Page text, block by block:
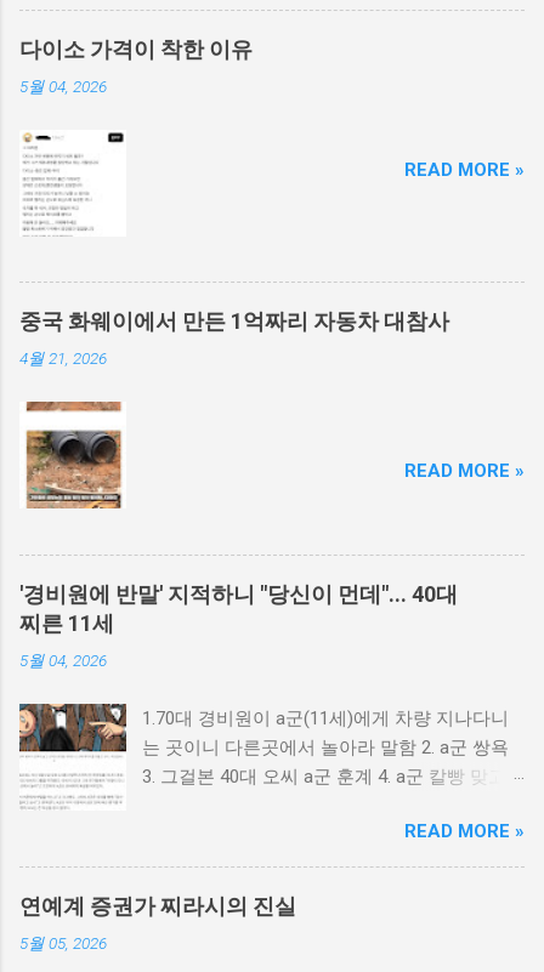
다이소 가격이 착한 이유
5월 04, 2026
READ MORE »
중국 화웨이에서 만든 1억짜리 자동차 대참사
4월 21, 2026
READ MORE »
'경비원에 반말' 지적하니 "당신이 먼데"... 40대
찌른 11세
5월 04, 2026
1.70대 경비원이 a군(11세)에게 차량 지나다니
는 곳이니 다른곳에서 놀아라 말함 2. a군 쌍욕
3. 그걸본 40대 오씨 a군 훈계 4. a군 칼빵 맞고
배를 찌름 6. 다행이 중상 면함 7. a군 친구가 폭
행 당했다며으로 오씨를 신고 8. a군 아동 학대
로 오씨 고소 9. 40대 오씨 피해자 이면서 피의자
신분으로 경찰 조사
READ MORE »
연예계 증권가 찌라시의 진실
5월 05, 2026